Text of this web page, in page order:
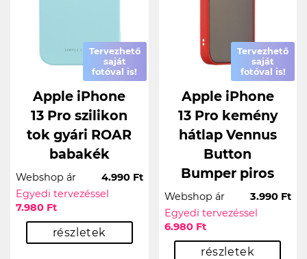
Tervezhető
saját
fotóval is!
Apple iPhone
13 Pro szilikon
tok gyári ROAR
babakék
Webshop ár
4.990 Ft
Egyedi tervezéssel
7.980 Ft
részletek
Tervezhető
saját
fotóval is!
Apple iPhone
13 Pro kemény
hátlap Vennus
Button
Bumper piros
Webshop ár
3.990 Ft
Egyedi tervezéssel
6.980 Ft
részletek